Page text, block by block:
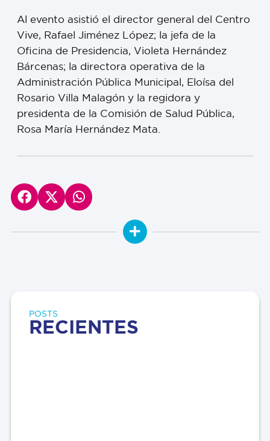
Al evento asistió el director general del Centro
Vive, Rafael Jiménez López; la jefa de la
Oficina de Presidencia, Violeta Hernández
Bárcenas; la directora operativa de la
Administración Pública Municipal, Eloísa del
Rosario Villa Malagón y la regidora y
presidenta de la Comisión de Salud Pública,
Rosa María Hernández Mata.
POSTS
RECIENTES